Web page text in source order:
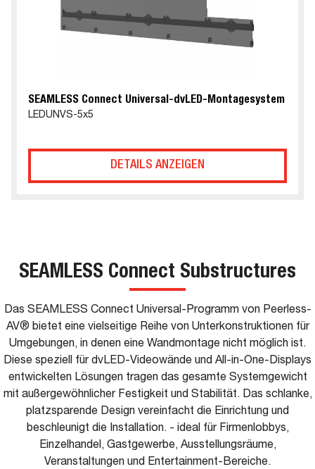
SEAMLESS Connect Universal-dvLED-Montagesystem
LEDUNVS-5x5
DETAILS ANZEIGEN
SEAMLESS Connect Substructures
Das SEAMLESS Connect Universal-Programm von Peerless-
AV® bietet eine vielseitige Reihe von Unterkonstruktionen für
Umgebungen, in denen eine Wandmontage nicht möglich ist.
Diese speziell für dvLED-Videowände und All-in-One-Displays
entwickelten Lösungen tragen das gesamte Systemgewicht
mit außergewöhnlicher Festigkeit und Stabilität. Das schlanke,
platzsparende Design vereinfacht die Einrichtung und
beschleunigt die Installation. - ideal für Firmenlobbys,
Einzelhandel, Gastgewerbe, Ausstellungsräume,
Veranstaltungen und Entertainment-Bereiche.